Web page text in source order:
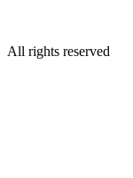
All rights reserved